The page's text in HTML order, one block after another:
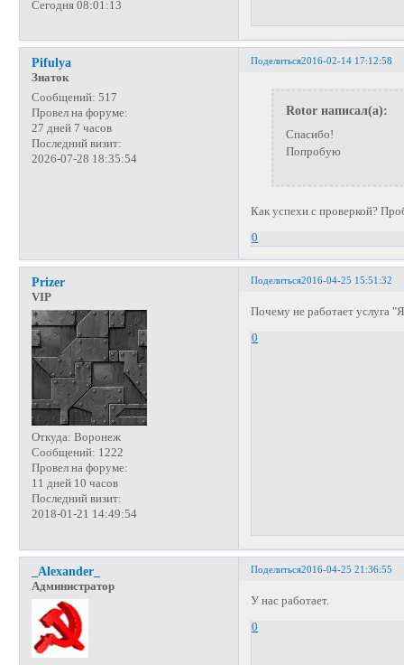
Сегодня 08:01:13
Поделиться2016-02-14 17:12:58
Pifulya
Знаток
Сообщений: 517
Провел на форуме:
27 дней 7 часов
Последний визит:
2026-07-28 18:35:54
Rotor написал(а):
Спасибо!
Попробую
Как успехи с проверкой?
0
Поделиться2016-04-25 15:51:32
Prizer
VIP
Откуда: Воронеж
Сообщений: 1222
Провел на форуме:
11 дней 10 часов
Последний визит:
2018-01-21 14:49:54
Почему не работает услуга
0
Поделиться2016-04-25 21:36:55
_Alexander_
Администратор
У нас работает.
0